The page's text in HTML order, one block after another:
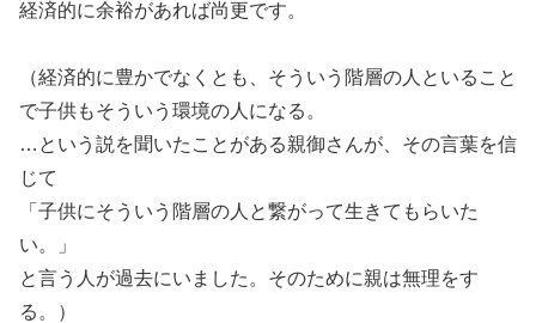
経済的に余裕があれば尚更です。
（経済的に豊かでなくとも、そういう階層の人といること
で子供もそういう環境の人になる。
…という説を聞いたことがある親御さんが、その言葉を信
じて
「子供にそういう階層の人と繋がって生きてもらいた
い。」
と言う人が過去にいました。そのために親は無理をす
る。）